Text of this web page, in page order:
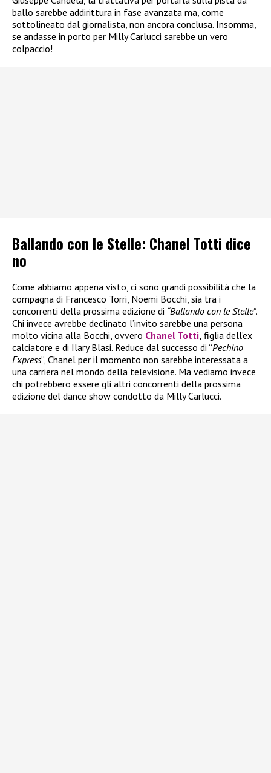
ballo sarebbe addirittura in fase avanzata ma, come
sottolineato dal giornalista, non ancora conclusa. Insomma,
se andasse in porto per Milly Carlucci sarebbe un vero
colpaccio!
Ballando con le Stelle: Chanel Totti dice
no
Come abbiamo appena visto, ci sono grandi possibilità che la
compagna di Francesco Torri, Noemi Bocchi, sia tra i
concorrenti della prossima edizione di “Ballando con le Stelle”.
Chi invece avrebbe declinato l’invito sarebbe una persona
molto vicina alla Bocchi, ovvero Chanel Totti, figlia dell’ex
calciatore e di Ilary Blasi. Reduce dal successo di “Pechino
Express“, Chanel per il momento non sarebbe interessata a
una carriera nel mondo della televisione. Ma vediamo invece
chi potrebbero essere gli altri concorrenti della prossima
edizione del dance show condotto da Milly Carlucci.